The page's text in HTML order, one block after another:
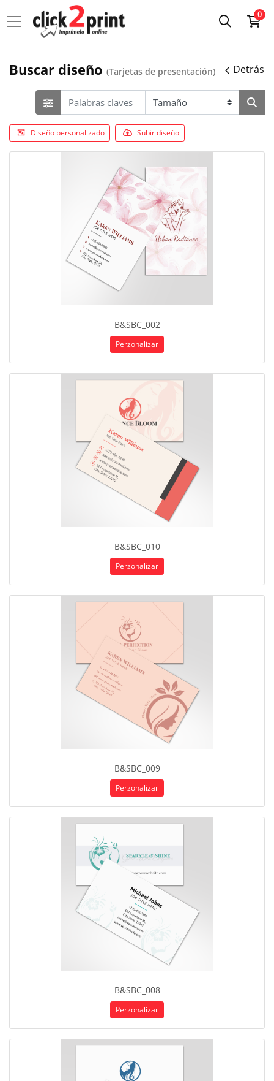
0
Buscar diseño (Tarjetas de presentación) Detrás
Diseño personalizado Subir diseño
B&SBC_002
Perzonalizar
B&SBC_010
Perzonalizar
B&SBC_009
Perzonalizar
B&SBC_008
Perzonalizar